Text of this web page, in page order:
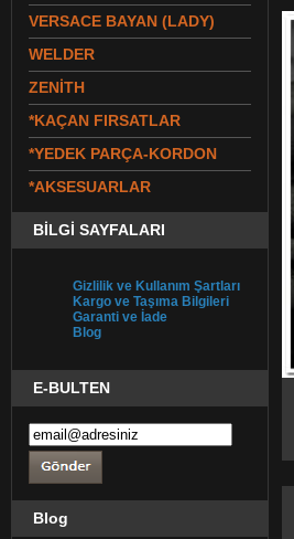
VERSACE BAYAN (LADY)
WELDER
ZENİTH
*KAÇAN FIRSATLAR
*YEDEK PARÇA-KORDON
*AKSESUARLAR
BİLGİ SAYFALARI
Gizlilik ve Kullanım Şartları
Kargo ve Taşıma Bilgileri
Garanti ve İade
Blog
E-BULTEN
Blog